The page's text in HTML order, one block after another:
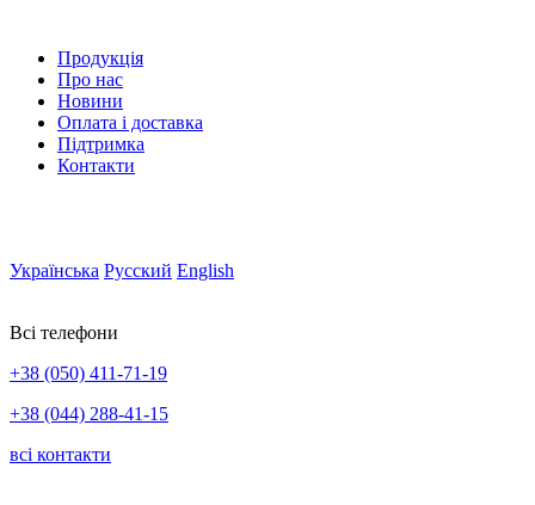
Продукція
Про нас
Новини
Оплата і доставка
Підтримка
Контакти
Українська Русский English
Всі телефони
+38 (050) 411-71-19
+38 (044) 288-41-15
всі контакти